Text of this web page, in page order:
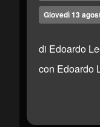
Giovedì 13
di Edoardo
con Edoardo